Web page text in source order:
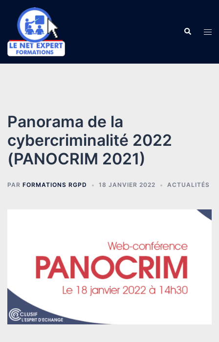
contenu
Panorama de la
cybercriminalité 2022
(PANOCRIM 2021)
PAR FORMATIONS RGPD 18 JANVIER 2022 ACTUALITÉS